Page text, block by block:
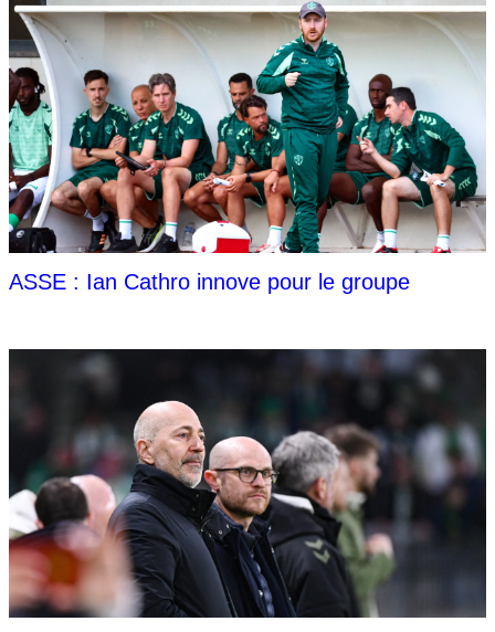
ASSE : Ian Cathro innove pour le groupe